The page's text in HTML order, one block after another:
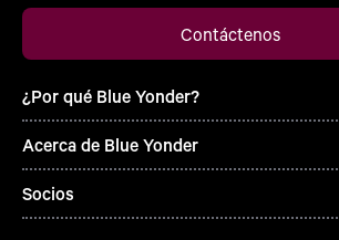
Contáctenos
¿Por qué Blue Yonder?
Acerca de Blue Yonder
Socios